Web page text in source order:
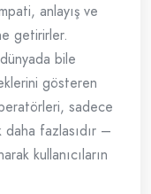
anlayış ve
getirirler.
bile
gösteren
sadece
fazlasıdır –
kullanıcıların